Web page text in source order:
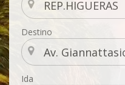
Destino
Ida